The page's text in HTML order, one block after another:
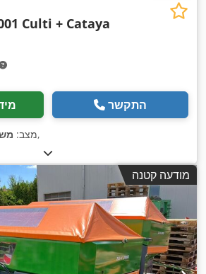
Culti + Cataya
התקשר
מצב:,
מודעה קטנה